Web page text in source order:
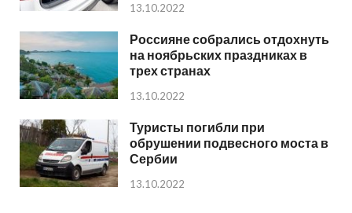
13.10.2022
Россияне собрались отдохнуть
на ноябрьских праздниках в
трех странах
13.10.2022
Туристы погибли при
обрушении подвесного моста в
Сербии
13.10.2022